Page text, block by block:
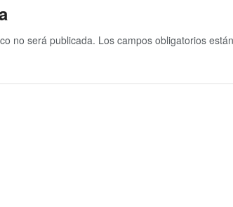
no será publicada. Los campos obligatorios